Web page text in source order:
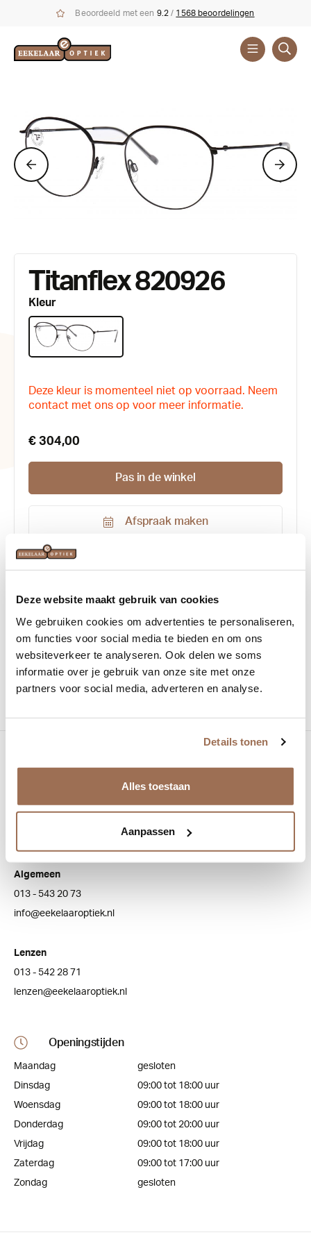
Deze website maakt gebruik van cookies
We gebruiken cookies om advertenties te personaliseren,
om functies voor social media te bieden en om ons
websiteverkeer te analyseren. Ook delen we soms
informatie over je gebruik van onze site met onze
partners voor social media, adverteren en analyse.
Details tonen
Alles toestaan
Aanpassen
Beoordeeld met een 9.2 / 1568 beoordelingen
Merken
Titanflex 820926
Kleur
Deze kleur is momenteel niet op voorraad. Neem
contact met ons op voor meer informatie.
€ 304,00
Pas in de winkel
Afspraak maken
Productnummer:
184959
Materiaal: Titanium
Vorm: Panto
Klantenservice
Algemeen
013 - 543 20 73
info@eekelaaroptiek.nl
Lenzen
013 - 542 28 71
lenzen@eekelaaroptiek.nl
Openingstijden
Maandag
gesloten
Dinsdag
09:00 tot 18:00 uur
Woensdag
09:00 tot 18:00 uur
Donderdag
09:00 tot 20:00 uur
Vrijdag
09:00 tot 18:00 uur
Zaterdag
09:00 tot 17:00 uur
Zondag
gesloten